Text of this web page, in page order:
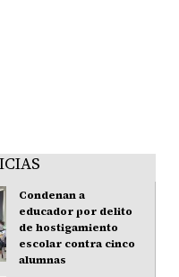
Condenan a
educador por delito
de hostigamiento
escolar contra cinco
alumnas